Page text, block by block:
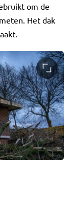
om de
Het dak